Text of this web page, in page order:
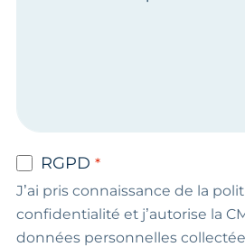
RGPD
J’ai pris connaissance de la
confidentialité et j’autorise la
données personnelles